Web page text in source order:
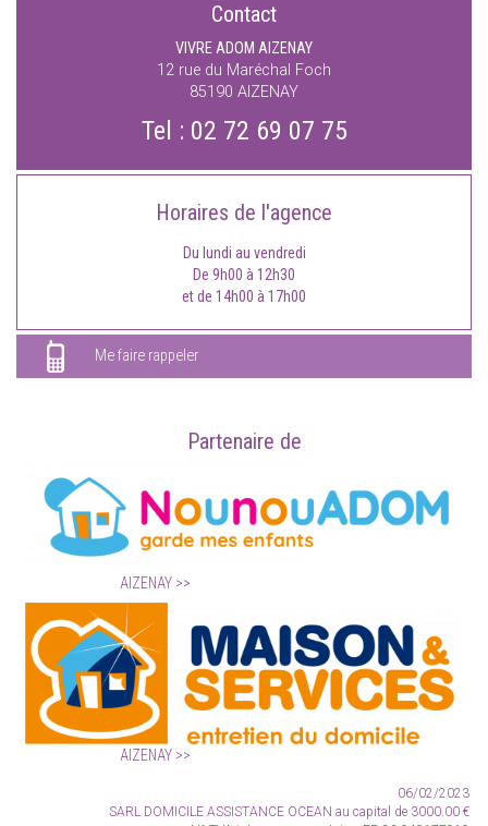
Contact
VIVRE ADOM AIZENAY
12 rue du Maréchal Foch
85190 AIZENAY
Tel : 02 72 69 07 75
Horaires de l'agence
Du lundi au vendredi
De 9h00 à 12h30
et de 14h00 à 17h00
Me faire rappeler
Partenaire de
AIZENAY
AIZENAY
06/02/2023
SARL DOMICILE ASSISTANCE OCEAN au capital de 3000.00 €